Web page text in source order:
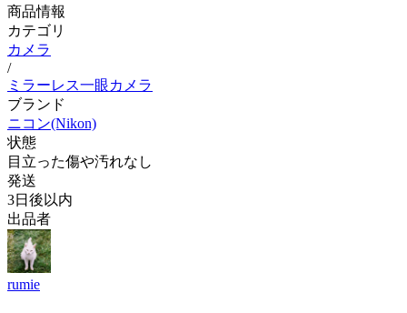
商品情報
カテゴリ
カメラ
/
ミラーレス一眼カメラ
ブランド
ニコン(Nikon)
状態
目立った傷や汚れなし
発送
3日後以内
出品者
rumie